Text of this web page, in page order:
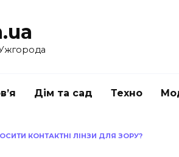
Дім та сад Техно
КОНТАКТНІ ЛІНЗИ ДЛЯ ЗОРУ?